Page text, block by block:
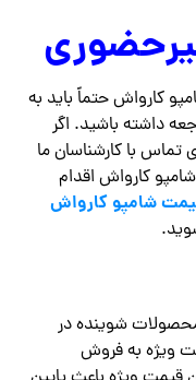
کارواش حتماً باید به
داشته باشید. اگر
تماس با کارشناسان ما
کارواش اقدام
شامپو کارواش
شوینده در
ویژه به فروش